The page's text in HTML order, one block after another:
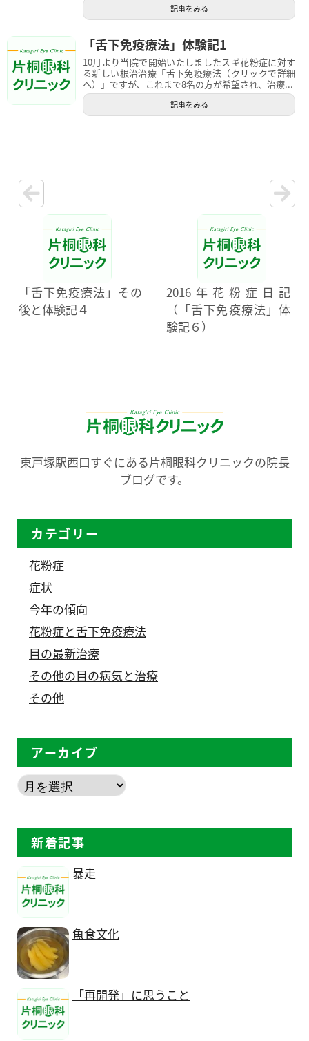
記事をみる
「舌下免疫療法」体験記1
10月より当院で開始いたしましたスギ花粉症に対す
る新しい根治治療「舌下免疫療法（クリックで詳細
へ）」ですが、これまで8名の方が希望され、治療...
記事をみる
「舌下免疫療法」その
後と体験記４
2016年花粉症日記
（「舌下免疫療法」体
験記６）
東戸塚駅西口すぐにある片桐眼科クリニックの院長
ブログです。
カテゴリー
花粉症
症状
今年の傾向
花粉症と舌下免疫療法
目の最新治療
その他の目の病気と治療
その他
アーカイブ
新着記事
暴走
魚食文化
「再開発」に思うこと